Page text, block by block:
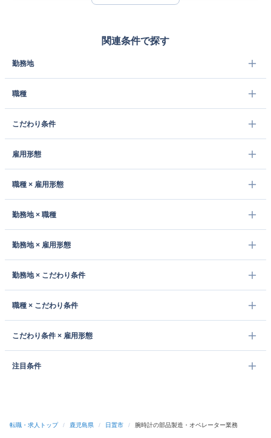
関連条件で探す
勤務地
職種
こだわり条件
雇用形態
職種 × 雇用形態
勤務地 × 職種
勤務地 × 雇用形態
勤務地 × こだわり条件
職種 × こだわり条件
こだわり条件 × 雇用形態
注目条件
転職・求人トップ / 鹿児島県 / 日置市 / 腕時計の部品製造・オペレーター業務